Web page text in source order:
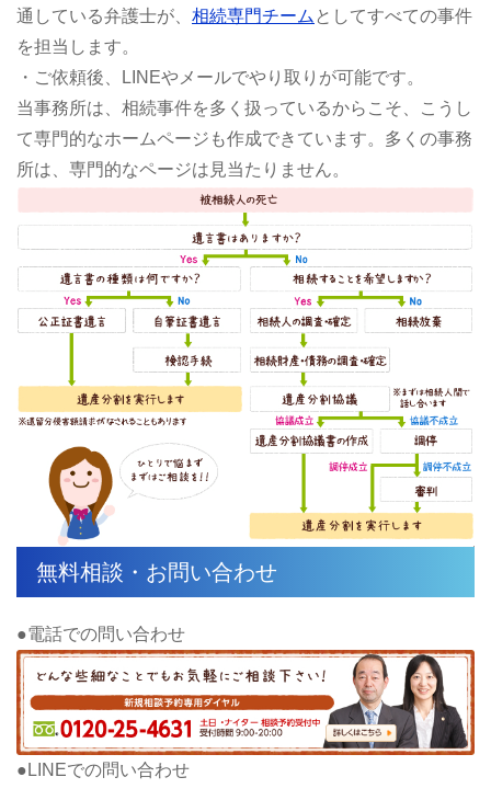
通している弁護士が、 相続専門チーム としてすべての事件
を担当します。
・ご依頼後、LINEやメールでやり取りが可能です。
当事務所は、相続事件を多く扱っているからこそ、こうし
て専門的なホームページも作成できています。多くの事務
所は、専門的なページは見当たりません。
無料相談・お問い合わせ
●電話での問い合わせ
●LINEでの問い合わせ